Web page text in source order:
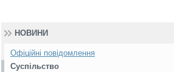
НОВИНИ
Офіційні повідомлення
Суспільство